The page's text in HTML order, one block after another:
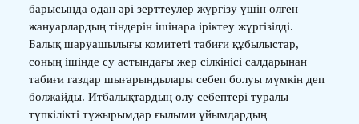
барысында одан әрі зерттеулер жүргізу үшін өлген
жануарлардың тіндерін ішінара іріктеу жүргізілді.
Балық шаруашылығы комитеті табиғи құбылыстар,
соның ішінде су астындағы жер сілкінісі салдарынан
табиғи газдар шығарындылары себеп болуы мүмкін деп
болжайды. Итбалықтардың өлу себептері туралы
түпкілікті тұжырымдар ғылыми ұйымдардың